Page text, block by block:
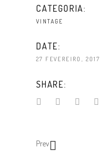
CATEGORIA:
VINTAGE
DATE:
27 FEVEREIRO, 2017
SHARE:
Prev